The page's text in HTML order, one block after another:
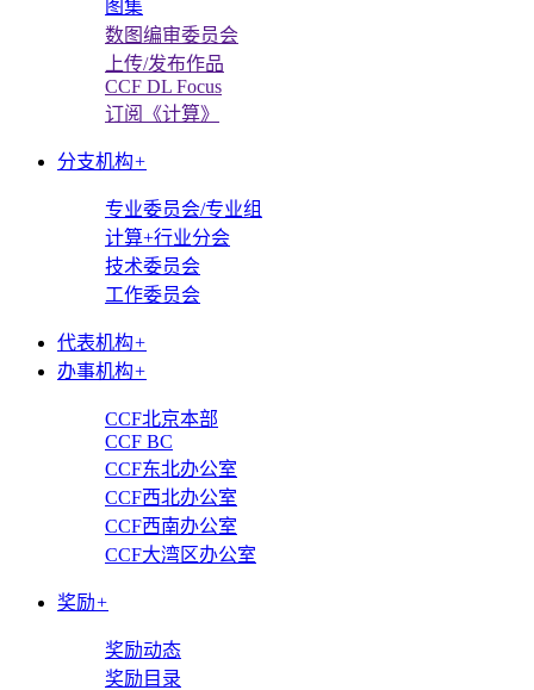
图集
数图编审委员会
上传/发布作品
CCF DL Focus
订阅《计算》
分支机构+
专业委员会/专业组
计算+行业分会
技术委员会
工作委员会
代表机构+
办事机构+
CCF北京本部
CCF BC
CCF东北办公室
CCF西北办公室
CCF西南办公室
CCF大湾区办公室
奖励+
奖励动态
奖励目录